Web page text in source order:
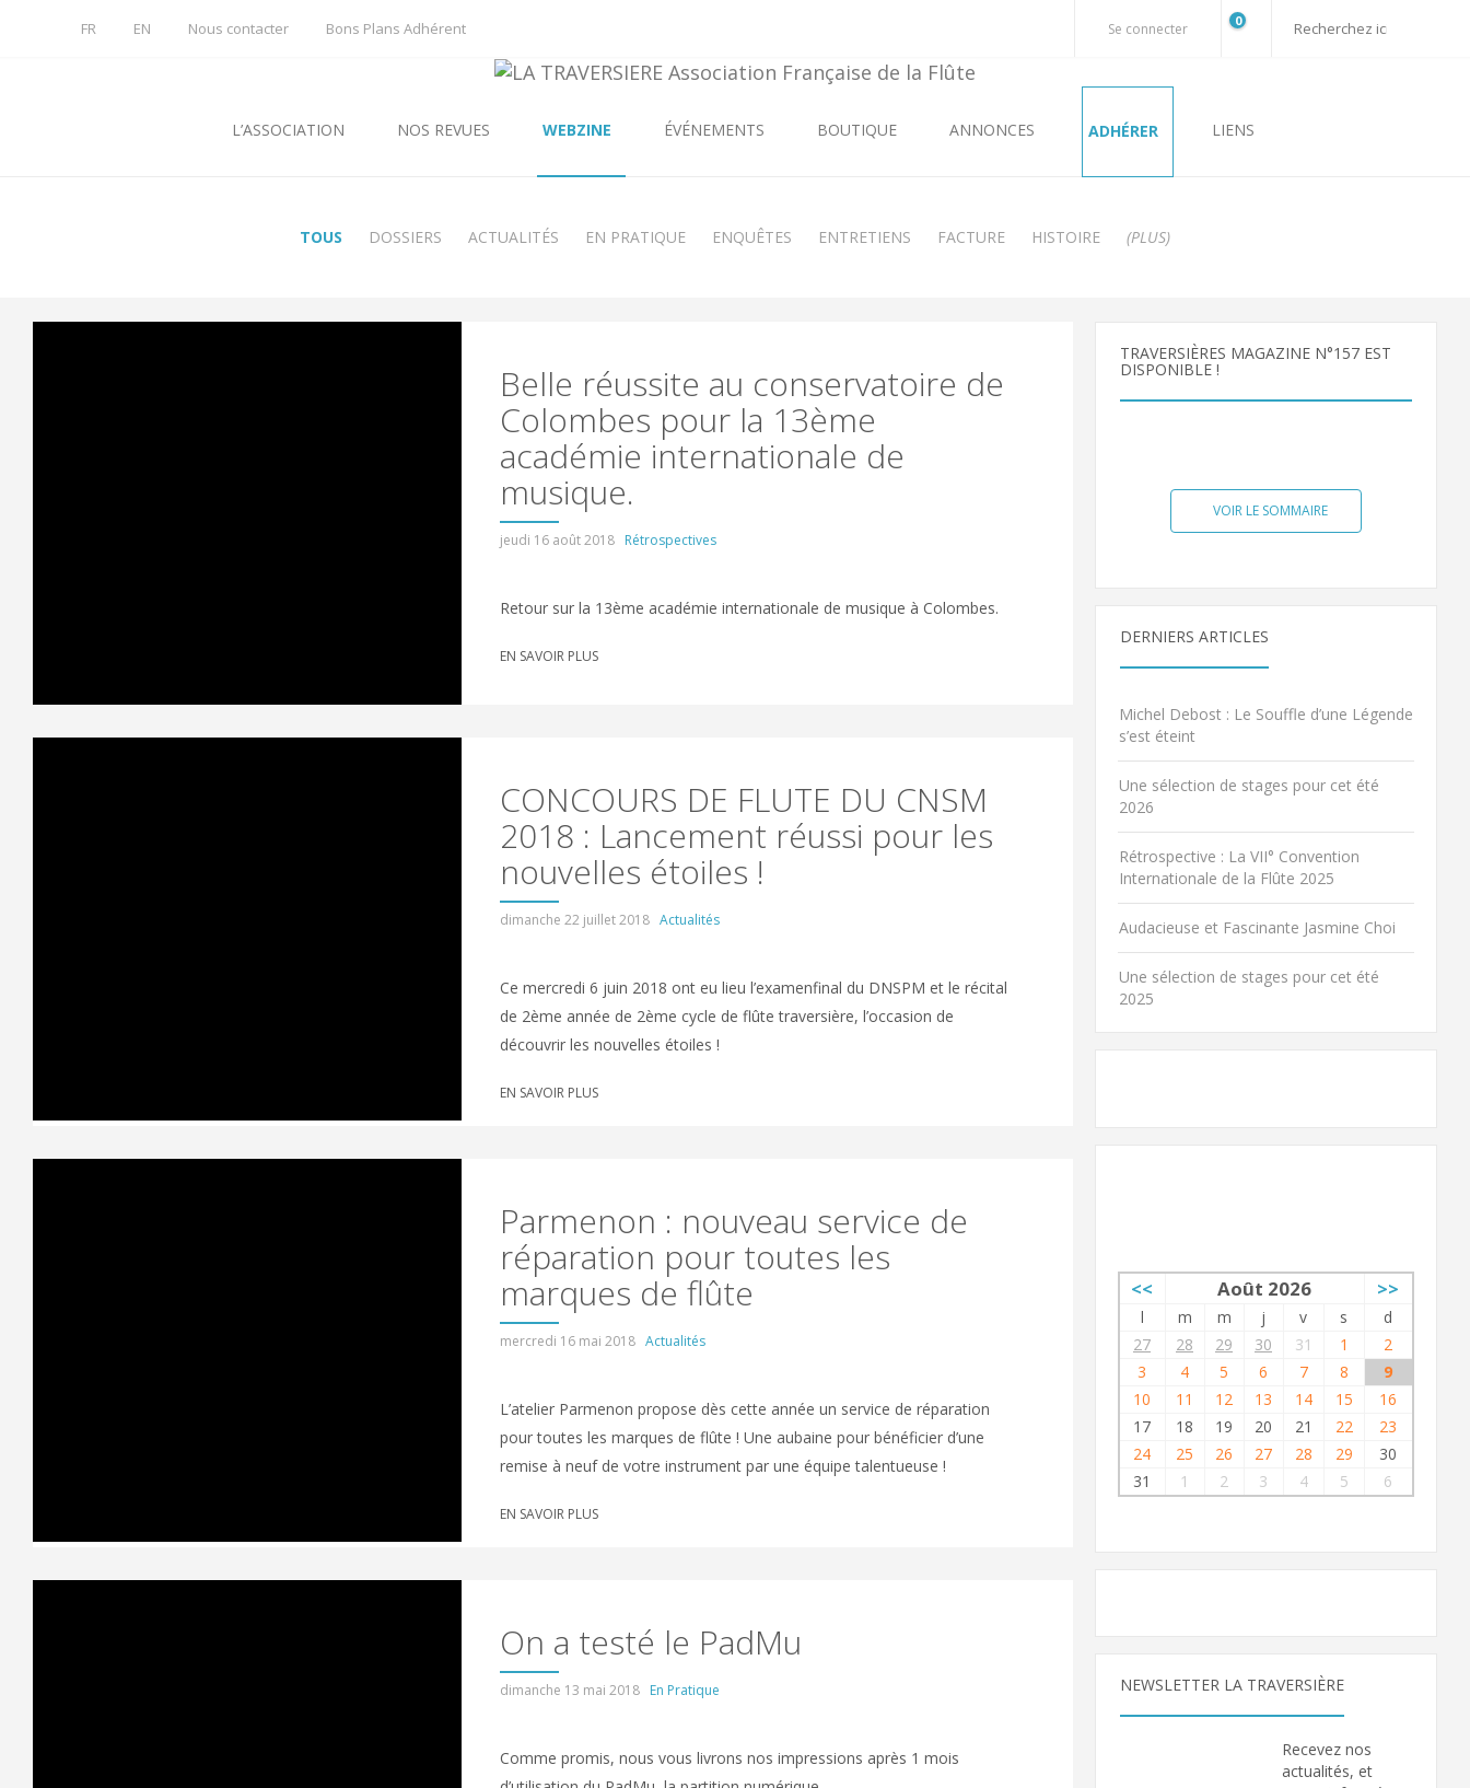
FR EN Nous contacter Bons Plans Adhérent Se connecter 0
L’ASSOCIATION NOS REVUES WEBZINE ÉVÉNEMENTS BOUTIQUE ANNONCES ADHÉRER LIENS
TOUS DOSSIERS ACTUALITÉS EN PRATIQUE ENQUÊTES ENTRETIENS FACTURE HISTOIRE (PLUS)
Belle réussite au conservatoire de
Colombes pour la 13ème
académie internationale de
musique.
jeudi 16 août 2018 Rétrospectives
Retour sur la 13ème académie internationale de musique à Colombes.
EN SAVOIR PLUS
CONCOURS DE FLUTE DU CNSM
2018 : Lancement réussi pour les
nouvelles étoiles !
dimanche 22 juillet 2018 Actualités
Ce mercredi 6 juin 2018 ont eu lieu l’examenfinal du DNSPM et le récital
de 2ème année de 2ème cycle de flûte traversière, l’occasion de
découvrir les nouvelles étoiles !
EN SAVOIR PLUS
Parmenon : nouveau service de
réparation pour toutes les
marques de flûte
mercredi 16 mai 2018 Actualités
L’atelier Parmenon propose dès cette année un service de réparation
pour toutes les marques de flûte ! Une aubaine pour bénéficier d’une
remise à neuf de votre instrument par une équipe talentueuse !
EN SAVOIR PLUS
On a testé le PadMu
dimanche 13 mai 2018 En Pratique
Comme promis, nous vous livrons nos impressions après 1 mois
TRAVERSIÈRES MAGAZINE N°157 EST
DISPONIBLE !
VOIR LE SOMMAIRE
DERNIERS ARTICLES
Michel Debost : Le Souffle d’une Légende
s’est éteint
Une sélection de stages pour cet été
2026
Rétrospective : La VII° Convention
Internationale de la Flûte 2025
Audacieuse et Fascinante Jasmine Choi
Une sélection de stages pour cet été
2025
<< Août 2026 >>
l m m j v s
d
27
28 29 30 31 1
2
3
4 5 6 7 8
9
10
11 12 13 14 15
16
17
18 19 20 21 22
23
24
25 26 27 28 29
30
31
1 2 3 4 5 6
NEWSLETTER LA TRAVERSIÈRE
Recevez nos
actualités, et